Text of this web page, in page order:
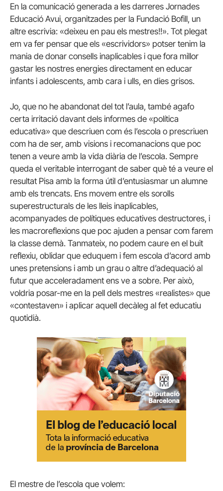
En la comunicació generada a les darreres Jornades
Educació Avui, organitzades per la Fundació Bofill, un
altre escrivia: «deixeu en pau els mestres!!». Tot plegat
em va fer pensar que els «escrividors» potser tenim la
mania de donar consells inaplicables i que fora millor
gastar les nostres energies directament en educar
infants i adolescents, amb cara i ulls, en dies grisos.
Jo, que no he abandonat del tot l’aula, també agafo
certa irritació davant dels informes de «política
educativa» que descriuen com és l’escola o prescriuen
com ha de ser, amb visions i recomanacions que poc
tenen a veure amb la vida diària de l’escola. Sempre
queda el veritable interrogant de saber què té a veure el
resultat Pisa amb la forma útil d’entusiasmar un alumne
amb els trencats. Ens movem entre els sorolls
superestructurals de les lleis inaplicables,
acompanyades de polítiques educatives destructores, i
les macroreflexions que poc ajuden a pensar com farem
la classe demà. Tanmateix, no podem caure en el buit
reflexiu, oblidar que eduquem i fem escola d’acord amb
unes pretensions i amb un grau o altre d’adequació al
futur que acceleradament ens ve a sobre. Per això,
voldria posar-me en la pell dels mestres «realistes» que
«contestaven» i aplicar aquell decàleg al fet educatiu
quotidià.
El mestre de l’escola que volem: